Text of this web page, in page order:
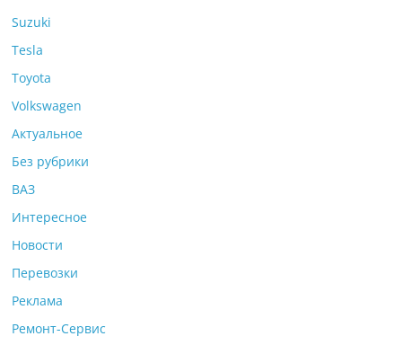
Suzuki
Tesla
Toyota
Volkswagen
Актуальное
Без рубрики
ВАЗ
Интересное
Новости
Перевозки
Реклама
Ремонт-Сервис